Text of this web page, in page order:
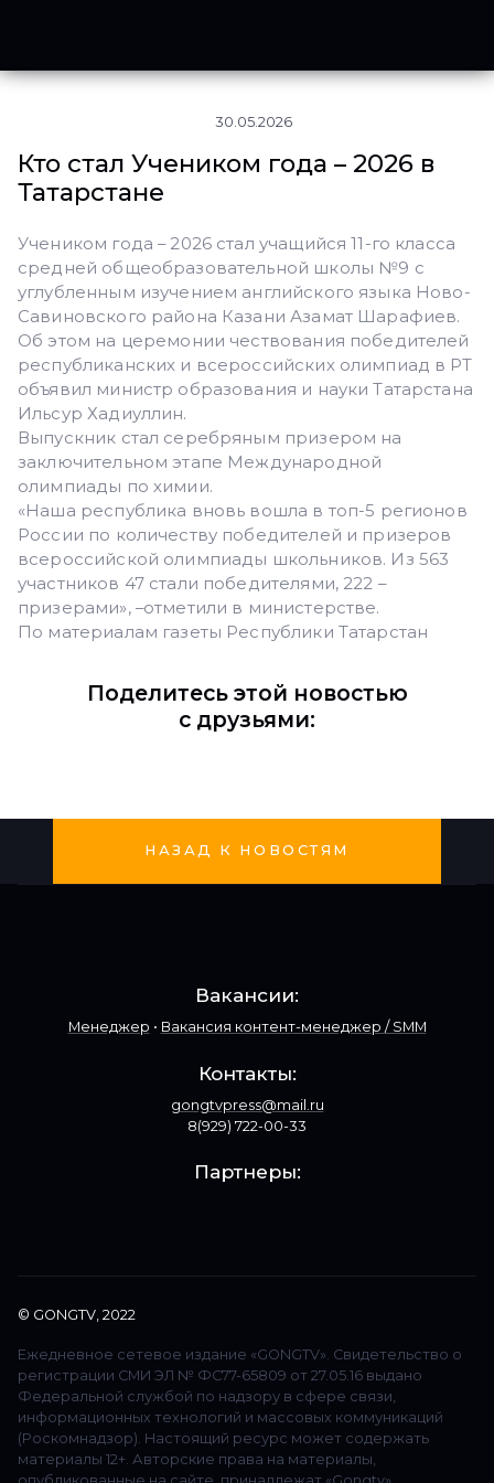
30.05.2026
Кто стал Учеником года – 2026 в
Татарстане
Учеником года – 2026 стал учащийся 11-го класса
средней общеобразовательной школы №9 с
углубленным изучением английского языка Ново-
Савиновского района Казани Азамат Шарафиев.
Об этом на церемонии чествования победителей
республиканских и всероссийских олимпиад в РТ
объявил министр образования и науки Татарстана
Ильсур Хадиуллин.
Выпускник стал серебряным призером на
заключительном этапе Международной
олимпиады по химии.
«Наша республика вновь вошла в топ-5 регионов
России по количеству победителей и призеров
всероссийской олимпиады школьников. Из 563
участников 47 стали победителями, 222 –
призерами», –отметили в министерстве.
По материалам газеты Республики Татарстан
Поделитесь этой новостью
с друзьями:
НАЗАД К НОВОСТЯМ
Вакансии:
Менеджер • Вакансия контент-менеджер / SMM
Контакты:
gongtvpress@mail.ru
8(929) 722-00-33
Партнеры:
© GONGTV, 2022
Ежедневное сетевое издание «GONGTV». Свидетельство о
регистрации СМИ ЭЛ № ФС77-65809 от 27.05.16 выдано
Федеральной службой по надзору в сфере связи,
информационных технологий и массовых коммуникаций
(Роскомнадзор). Настоящий ресурс может содержать
материалы 12+. Авторские права на материалы,